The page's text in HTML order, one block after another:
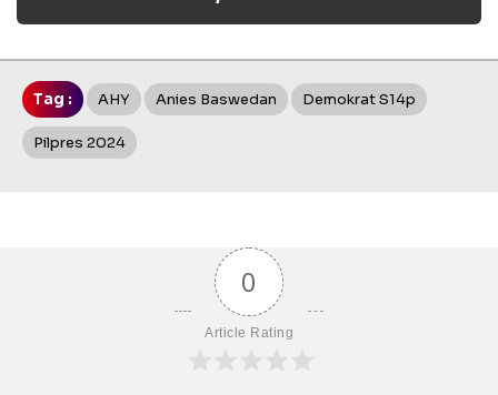
Tag : AHY Anies Baswedan Demokrat S14p
Pilpres 2024
0
Article Rating